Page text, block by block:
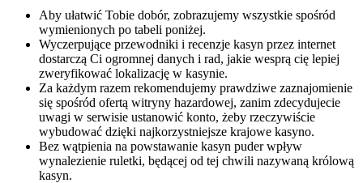
Aby ułatwić Tobie dobór, zobrazujemy wszystkie spośród
wymienionych po tabeli poniżej.
Wyczerpujące przewodniki i recenzje kasyn przez internet
dostarczą Ci ogromnej danych i rad, jakie wesprą cię lepiej
zweryfikować lokalizację w kasynie.
Za każdym razem rekomendujemy prawdziwe zaznajomienie
się spośród ofertą witryny hazardowej, zanim zdecydujecie
uwagi w serwisie ustanowić konto, żeby rzeczywiście
wybudować dzięki najkorzystniejsze krajowe kasyno.
Bez wątpienia na powstawanie kasyn puder wpływ
wynalezienie ruletki, będącej od tej chwili nazywaną królową
kasyn.